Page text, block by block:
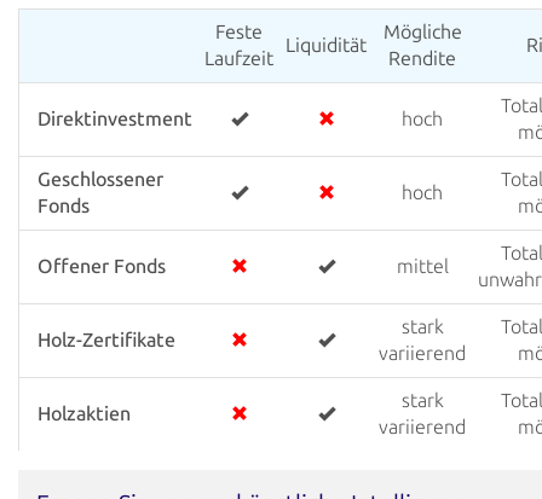
Feste
Laufzeit
Liquidität
Mögliche
Rendite
Direktinvestment hoch
Geschlossener
Fonds
hoch
Offener Fonds mittel
Holz-Zertifikate
stark
variierend
Holzaktien
stark
variierend